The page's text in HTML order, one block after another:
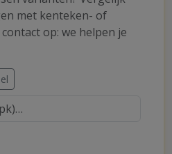
met kenteken- of
op: we helpen je